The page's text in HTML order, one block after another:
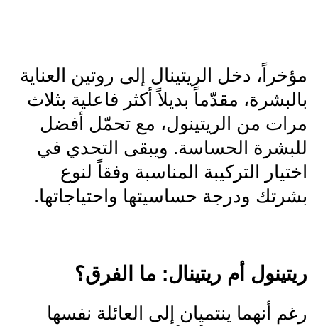
مؤخراً، دخل الريتينال إلى روتين العناية
بالبشرة، مقدّماً بديلاً أكثر فاعلية بثلاث
مرات من الريتينول، مع تحمّل أفضل
للبشرة الحساسة. ويبقى التحدي في
اختيار التركيبة المناسبة وفقاً لنوع
بشرتك ودرجة حساسيتها واحتياجاتها.
ريتينول أم ريتينال: ما الفرق؟
رغم أنهما ينتميان إلى العائلة نفسها